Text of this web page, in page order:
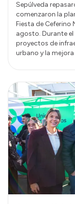
Sepúlveda
comenzaron la
Fiesta de Ceferino
agosto. Durante
proyectos de
urbano y la